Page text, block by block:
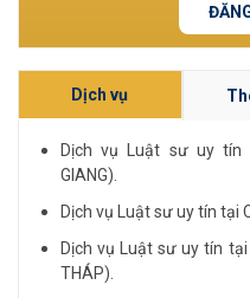
Dịch vụ
Dịch vụ Luật sư uy tín
GIANG).
Dịch vụ Luật sư uy tín tại
Dịch vụ Luật sư uy tín tại
THÁP).